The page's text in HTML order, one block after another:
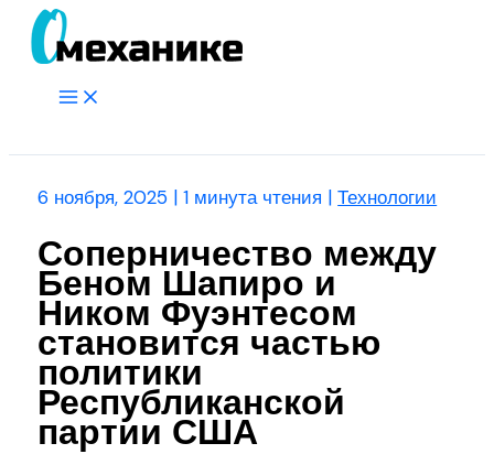
Перейти
Main
6 ноября, 2025 |1 минута чтения |Технологии
Соперничество между
Беном Шапиро и
Ником Фуэнтесом
становится частью
политики
Республиканской
партии США